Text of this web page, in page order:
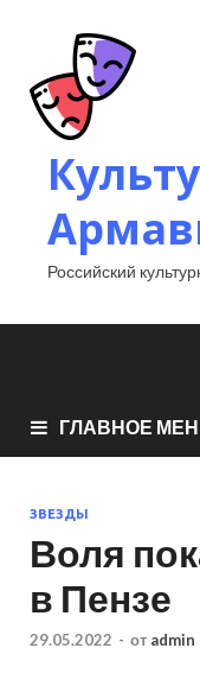
Российский
ГЛАВНОЕ
ЗВЕЗДЫ
Воля
в Пензе
29.05.2022 - от admin